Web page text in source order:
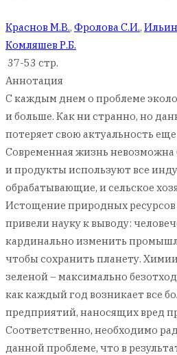
Краснов М.В., Фролова С.И.,
Комляшев Р.Б.
37-53 стр.
Аннотация
С каждым днем о проблеме
и больше. Как ни странно, но
потеряет свою актуальность
Современная жизнь невозможна
и продукты используют все
обрабатывающие, и сельское
Истощение природных ресурсов
привели науку к выводу:
кардинально изменить
чтобы сохранить планету.
зеленой – максимально
как каждый год возникает все
предприятий, наносящих вред
Соответственно, необходимо
данной проблеме, что в